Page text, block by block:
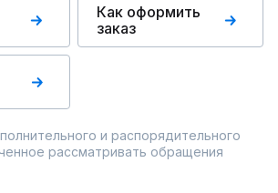
Как оформить
заказ
и распорядительного
рассматривать обращения